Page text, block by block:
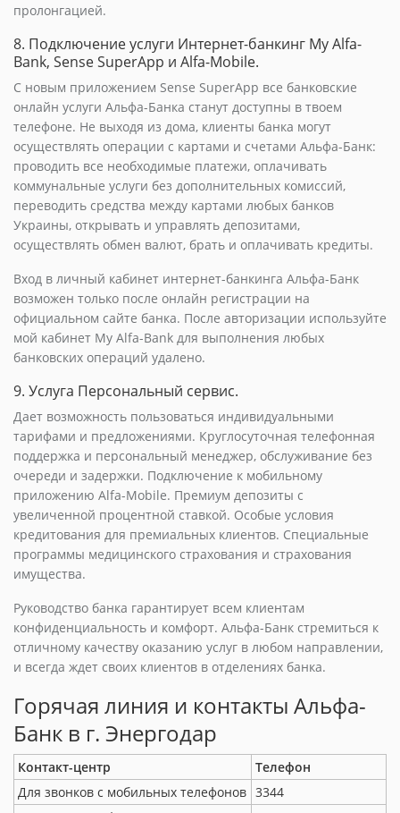
пролонгацией.
8. Подключение услуги Интернет-банкинг My Alfa-
Bank, Sense SuperApp и Alfa-Mobile.
С новым приложением Sense SuperApp все банковские
онлайн услуги Альфа-Банка станут доступны в твоем
телефоне. Не выходя из дома, клиенты банка могут
осуществлять операции с картами и счетами Альфа-Банк:
проводить все необходимые платежи, оплачивать
коммунальные услуги без дополнительных комиссий,
переводить средства между картами любых банков
Украины, открывать и управлять депозитами,
осуществлять обмен валют, брать и оплачивать кредиты.
Вход в личный кабинет интернет-банкинга Альфа-Банк
возможен только после онлайн регистрации на
официальном сайте банка. После авторизации используйте
мой кабинет My Alfa-Bank для выполнения любых
банковских операций удалено.
9. Услуга Персональный сервис.
Дает возможность пользоваться индивидуальными
тарифами и предложениями. Круглосуточная телефонная
поддержка и персональный менеджер, обслуживание без
очереди и задержки. Подключение к мобильному
приложению Alfa-Mobile. Премиум депозиты с
увеличенной процентной ставкой. Особые условия
кредитования для премиальных клиентов. Специальные
программы медицинского страхования и страхования
имущества.
Руководство банка гарантирует всем клиентам
конфиденциальность и комфорт. Альфа-Банк стремиться к
отличному качеству оказанию услуг в любом направлении,
и всегда ждет своих клиентов в отделениях банка.
Горячая линия и контакты Альфа-
Банк в г. Энергодар
Контакт-центр
Телефон
Для звонков с мобильных телефонов 3344